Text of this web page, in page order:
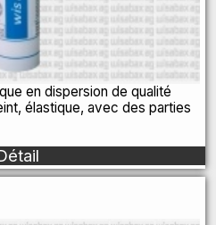
en dispersion de qualité
élastique, avec des parties